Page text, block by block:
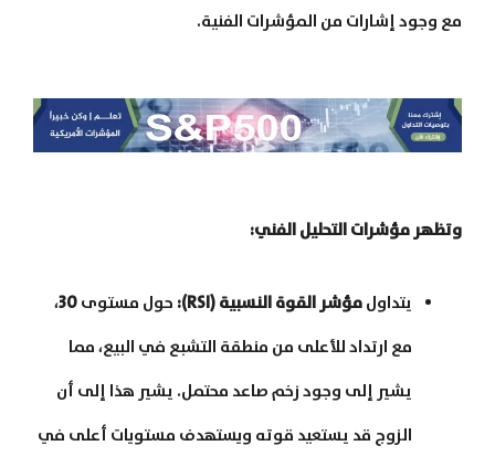
مع وجود إشارات من المؤشرات الفنية.
وتظهر مؤشرات التحليل الفني:
يتداول مؤشر القوة النسبية (RSI): حول مستوى 30،
مع ارتداد للأعلى من منطقة التشبع في البيع، مما
يشير إلى وجود زخم صاعد محتمل. يشير هذا إلى أن
الزوج قد يستعيد قوته ويستهدف مستويات أعلى في